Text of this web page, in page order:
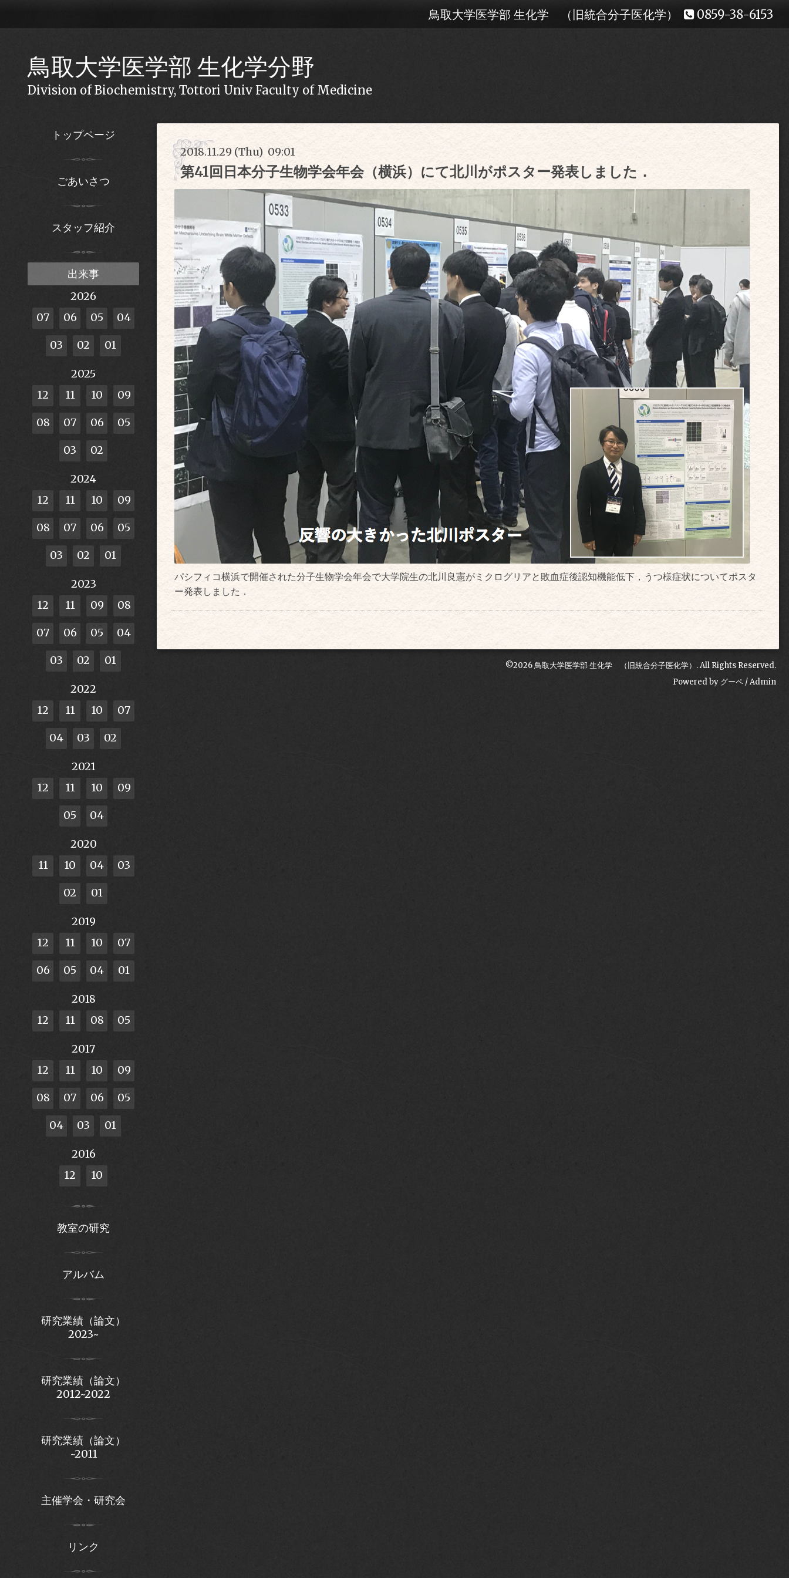
0859-38-6153
鳥取大学医学部 生化学 （旧統合分子医化学）
鳥取大学医学部 生化学分野
Division of Biochemistry, Tottori Univ Faculty of Medicine
2018.11.29 (Thu) 09:01
第41回日本分子生物学会年会（横浜）にて北川がポスター発表しました．
パシフィコ横浜で開催された分子生物学会年会で大学院生の北川良憲がミクログリアと敗血症後認知機能低下，うつ様症状についてポスタ
ー発表しました．
©2026鳥取大学医学部 生化学 （旧統合分子医化学） . All Rights Reserved.
Powered by グーペ /Admin
トップページ
ごあいさつ
スタッフ紹介
出来事
2026
07
06 05 04
03 02 01
2025
12
11 10 09
08 07 06 05
03 02
2024
12
11 10 09
08 07 06 05
03 02 01
2023
12
11 09 08
07 06 05 04
03 02 01
2022
12
11 10 07
04 03 02
2021
12
11 10 09
05 04
2020
11
10 04 03
02 01
2019
12
11 10 07
06 05 04 01
2018
12
11 08 05
2017
12
11 10 09
08 07 06 05
04 03 01
2016
12
10
教室の研究
アルバム
研究業績（論文）
2023~
研究業績（論文）
2012~2022
研究業績（論文）
~2011
主催学会・研究会
リンク